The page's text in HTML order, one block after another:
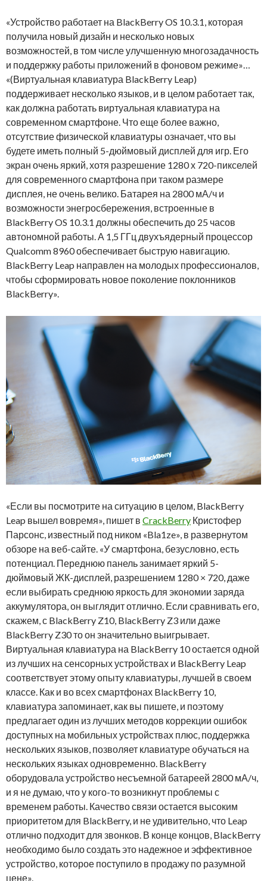
«Устройство работает на BlackBerry OS 10.3.1, которая
получила новый дизайн и несколько новых
возможностей, в том числе улучшенную многозадачность
и поддержку работы приложений в фоновом режиме»…
«(Виртуальная клавиатура BlackBerry Leap)
поддерживает несколько языков, и в целом работает так,
как должна работать виртуальная клавиатура на
современном смартфоне. Что еще более важно,
отсутствие физической клавиатуры означает, что вы
будете иметь полный 5-дюймовый дисплей для игр. Его
экран очень яркий, хотя разрешение 1280 х 720-пикселей
для современного смартфона при таком размере
дисплея, не очень велико. Батарея на 2800 мА/ч и
возможности энегросбережения, встроенные в
BlackBerry OS 10.3.1 должны обеспечить до 25 часов
автономной работы. А 1,5 ГГц двухъядерный процессор
Qualcomm 8960 обеспечивает быструю навигацию.
BlackBerry Leap направлен на молодых профессионалов,
чтобы сформировать новое поколение поклонников
BlackBerry».
«Если вы посмотрите на ситуацию в целом, BlackBerry
Leap вышел вовремя», пишет в CrackBerry Кристофер
Парсонс, известный под ником «Bla1ze», в развернутом
обзоре на веб-сайте. «У смартфона, безусловно, есть
потенциал. Переднюю панель занимает яркий 5-
дюймовый ЖК-дисплей, разрешением 1280 × 720, даже
если выбирать среднюю яркость для экономии заряда
аккумулятора, он выглядит отлично. Если сравнивать его,
скажем, с BlackBerry Z10, BlackBerry Z3 или даже
BlackBerry Z30 то он значительно выигрывает.
Виртуальная клавиатура на BlackBerry 10 остается одной
из лучших на сенсорных устройствах и BlackBerry Leap
соответствует этому опыту клавиатуры, лучшей в своем
классе. Как и во всех смартфонах BlackBerry 10,
клавиатура запоминает, как вы пишете, и поэтому
предлагает один из лучших методов коррекции ошибок
доступных на мобильных устройствах плюс, поддержка
нескольких языков, позволяет клавиатуре обучаться на
нескольких языках одновременно. BlackBerry
оборудовала устройство несъемной батареей 2800 мА/ч,
и я не думаю, что у кого-то возникнут проблемы с
временем работы. Качество связи остается высоким
приоритетом для BlackBerry, и не удивительно, что Leap
отлично подходит для звонков. В конце концов, BlackBerry
необходимо было создать это надежное и эффективное
устройство, которое поступило в продажу по разумной
цене».